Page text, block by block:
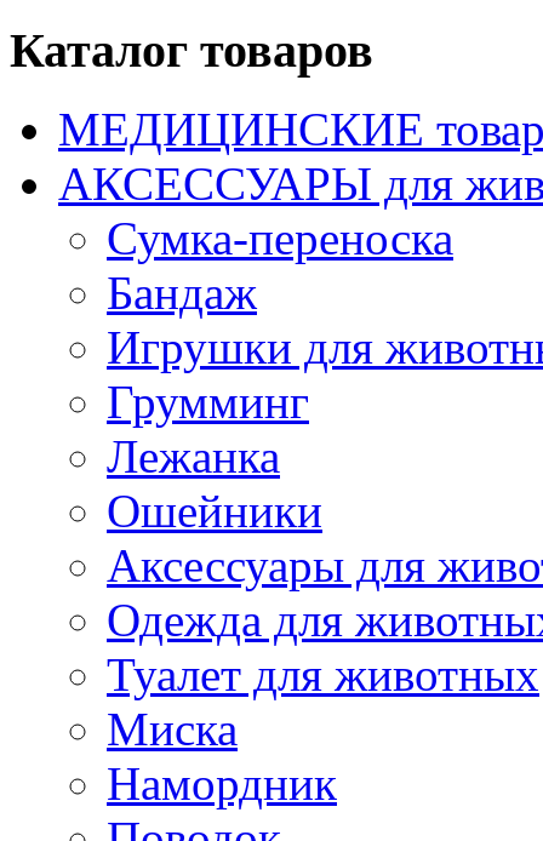
Каталог товаров
МЕДИЦИНСКИЕ
АКСЕССУАРЫ для
Сумка-переноска
Бандаж
Игрушки для
Грумминг
Лежанка
Ошейники
Аксессуары для
Одежда для
Туалет для животных
Миска
Намордник